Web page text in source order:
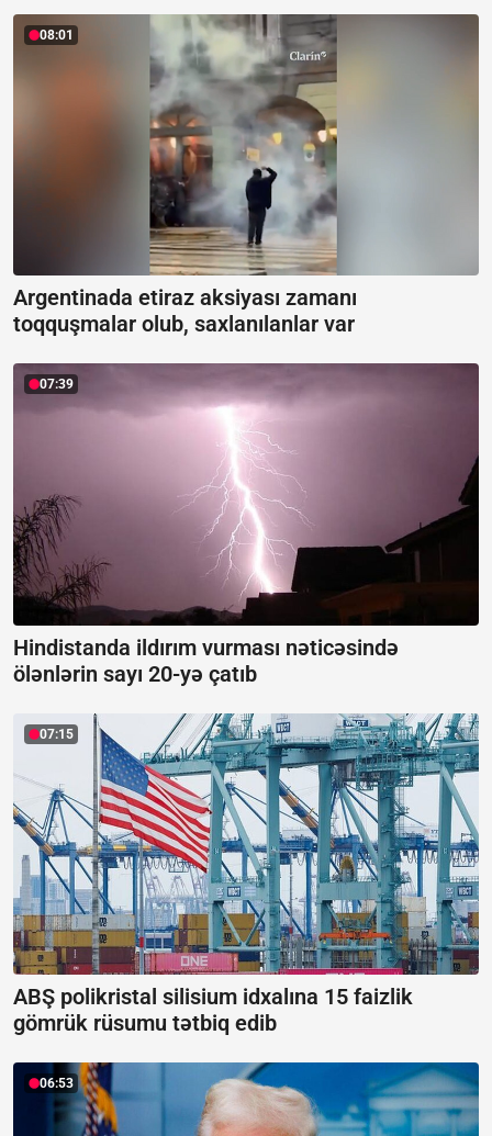
08:01
Argentinada etiraz aksiyası zamanı
toqquşmalar olub, saxlanılanlar var
07:39
Hindistanda ildırım vurması nəticəsində
ölənlərin sayı 20-yə çatıb
07:15
ABŞ polikristal silisium idxalına 15 faizlik
gömrük rüsumu tətbiq edib
06:53